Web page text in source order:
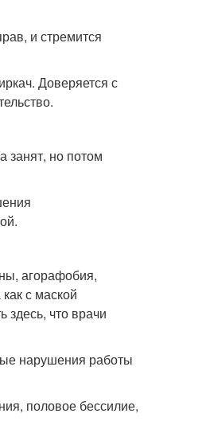
и стремится
Доверяется с
занят, но потом
агорафобия,
с маской
здесь, что врачи
нарушения работы
половое бессилие,